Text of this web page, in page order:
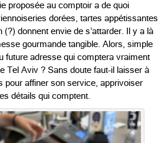
proposée au comptoir a de quoi
dorées, tartes appétissantes
donnent envie de s’attarder. Il y a là
gourmande tangible. Alors, simple
future adresse qui comptera vraiment
Tel Aviv ? Sans doute faut-il laisser à
pour affiner son service, apprivoiser
détails qui comptent.